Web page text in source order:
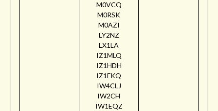
M0VCQ
M0RSK
M0AZI
LY2NZ
LX1LA
IZ1MLQ
IZ1HDH
IZ1FKQ
IW4CLJ
IW2CH
IW1EQZ